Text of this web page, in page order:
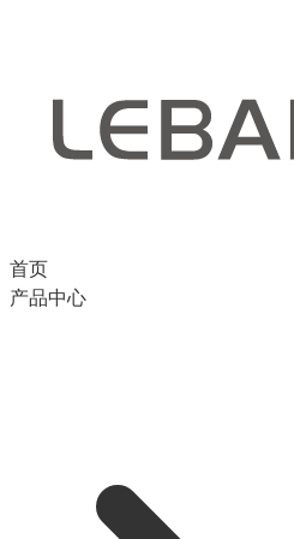
首页
产品中心